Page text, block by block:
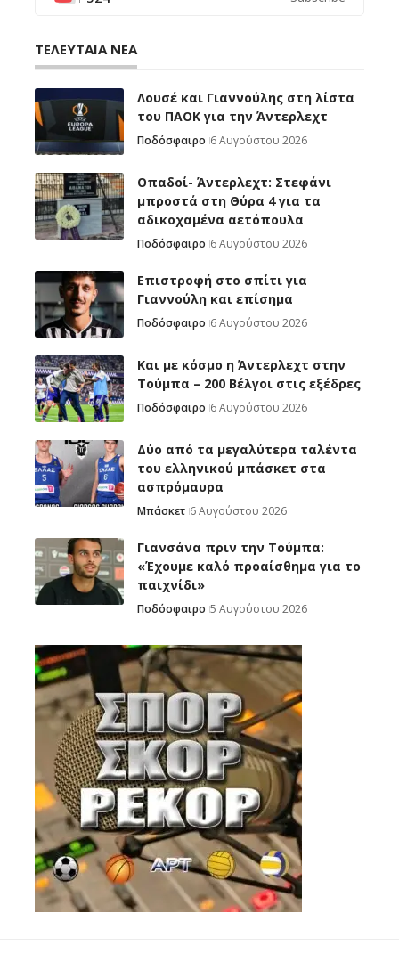
ΤΕΛΕΥΤΑΙΑ ΝΕΑ
Λουσέ και Γιαννούλης στη λίστα
του ΠΑΟΚ για την Άντερλεχτ
Ποδόσφαιρο 6 Αυγούστου 2026
Οπαδοί- Άντερλεχτ: Στεφάνι
μπροστά στη Θύρα 4 για τα
αδικοχαμένα αετόπουλα
Ποδόσφαιρο 6 Αυγούστου 2026
Επιστροφή στο σπίτι για
Γιαννούλη και επίσημα
Ποδόσφαιρο 6 Αυγούστου 2026
Και με κόσμο η Άντερλεχτ στην
Τούμπα – 200 Βέλγοι στις εξέδρες
Ποδόσφαιρο 6 Αυγούστου 2026
Δύο από τα μεγαλύτερα ταλέντα
του ελληνικού μπάσκετ στα
ασπρόμαυρα
Μπάσκετ 6 Αυγούστου 2026
Γιανσάνα πριν την Τούμπα:
«Έχουμε καλό προαίσθημα για το
παιχνίδι»
Ποδόσφαιρο 5 Αυγούστου 2026